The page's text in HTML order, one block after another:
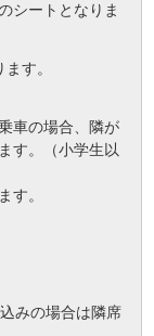
シートとなりま
す。
車の場合、隣が
す。（小学生以
す。
みの場合は隣席